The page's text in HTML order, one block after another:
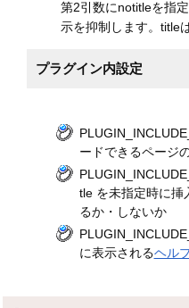
第2引数にnotitleを指
示を抑制します。title
プラグイン内設定
ードできるページ
tle を未指定時に挿
るか・しないか
に表示されるヘル